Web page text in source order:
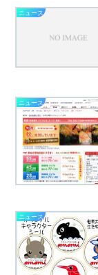
ニュース
ニュース
ニュース